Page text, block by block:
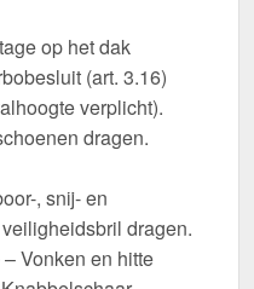
op het dak
(art. 3.16)
verplicht).
dragen.
, snij- en
dragen.
– Vonken en hitte